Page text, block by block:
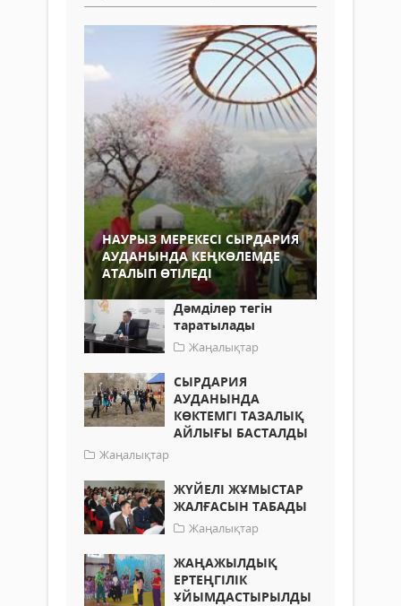
НАУРЫЗ МЕРЕКЕСІ СЫРДАРИЯ
АУДАНЫНДА КЕҢКӨЛЕМДЕ
АТАЛЫП ӨТІЛЕДІ
Дәмділер тегін
таратылады
Жаңалықтар
СЫРДАРИЯ
АУДАНЫНДА
КӨКТЕМГІ ТАЗАЛЫҚ
АЙЛЫҒЫ БАСТАЛДЫ
Жаңалықтар
ЖҮЙЕЛІ ЖҰМЫСТАР
ЖАЛҒАСЫН ТАБАДЫ
Жаңалықтар
ЖАҢАЖЫЛДЫҚ
ЕРТЕҢГІЛІК
ҰЙЫМДАСТЫРЫЛДЫ